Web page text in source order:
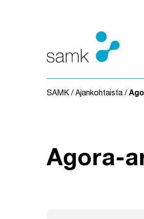
SAMK / Ajankohtaista /
Agora-